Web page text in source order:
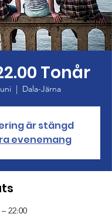
Tonår
  |
Dala-Järna
är stängd
evenemang
22:00